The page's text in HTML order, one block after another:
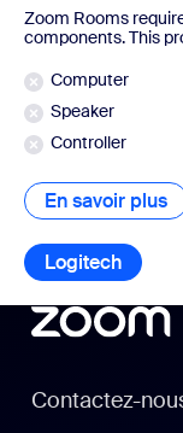
Zoom Rooms
components. This
Computer
Speaker
Controller
En savoir plus
Logitech
Contactez-